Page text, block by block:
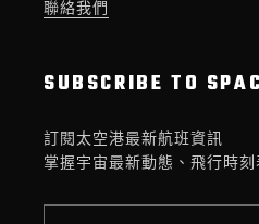
聯絡我們
SUBSCRIBE TO
訂閱太空港最新航班資訊
掌握宇宙最新動態、飛行時